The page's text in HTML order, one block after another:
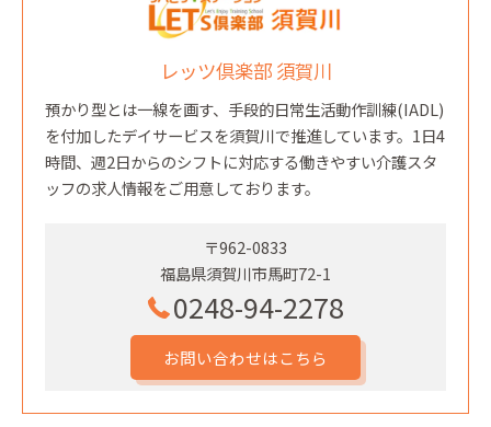
レッツ倶楽部 須賀川
預かり型とは一線を画す、手段的日常生活動作訓練(IADL)
を付加したデイサービスを須賀川で推進しています。1日4
時間、週2日からのシフトに対応する働きやすい介護スタ
ッフの求人情報をご用意しております。
〒962-0833
福島県須賀川市馬町72-1
0248-94-2278
お問い合わせはこちら